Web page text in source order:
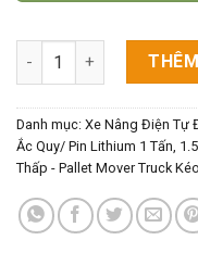
Xe Nâng Điện Kho
Danh mục: Xe Nâng Điện Tự
Ắc Quy/ Pin Lithium 1 Tấn,
Thấp - Pallet Mover Truck